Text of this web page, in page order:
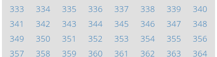
333
334 335 336 337 338 339
340
341
342 343 344 345 346 347
348
349
350 351 352 353 354 355
356
357
358 359 360 361 362 363 364